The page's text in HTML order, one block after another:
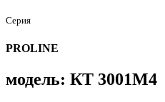
Серия
PROLINE
модель: КТ 3001М4